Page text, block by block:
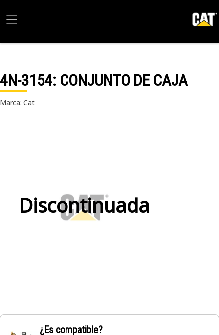
4N-3154: CONJUNTO DE CAJA
Marca: Cat
Discontinuada
¿Es compatible?